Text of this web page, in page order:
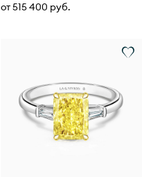
от 515 400 руб.